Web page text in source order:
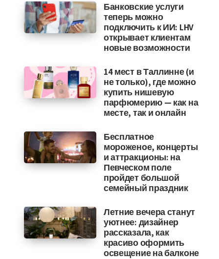
Банковские услуги
теперь можно
подключить к ИИ: LHV
открывает клиентам
новые возможности
14 мест в Таллинне (и
не только), где можно
купить нишевую
парфюмерию — как на
месте, так и онлайн
Бесплатное
мороженое, концерты
и аттракционы: на
Певческом поле
пройдет большой
семейный праздник
Летние вечера станут
уютнее: дизайнер
рассказала, как
красиво оформить
освещение на балконе